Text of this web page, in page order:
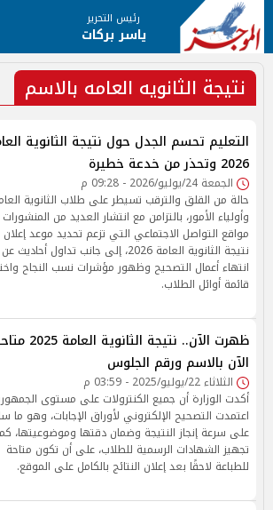
رئيس التحرير
ياسر بركات
نتيجة الثانويه العامه بالاسم
التعليم تحسم الجدل حول نتيجة الثانوية
2026 وتحذر من خدعة خطيرة
الجمعة 24/يوليو/2026 - 09:28 م
حالة من القلق والترقب تسيطر على طلاب الثانوية
وأولياء الأمور، بالتزامن مع انتشار العديد من المنشورات
مواقع التواصل الاجتماعي التي تزعم تحديد موعد إعلان
نتيجة الثانوية العامة 2026، إلى جانب تداول أحاديث عن
انتهاء أعمال التصحيح وظهور مؤشرات نسب النجاح
قائمة أوائل الطلاب.
ظهرت الآن.. نتيجة الثانوية
الآن بالاسم ورقم الجلوس
الثلاثاء 22/يوليو/2025 - 03:59 م
أكدت الوزارة أن جميع الكنترولات على مستوى
اعتمدت التصحيح الإلكتروني لأوراق الإجابات، وهو ما
على سرعة إنجاز النتيجة وضمان دقتها وموضوعيتها،
تجهيز الشهادات الرسمية للطلاب، على أن تكون متاحة
للطباعة لاحقًا بعد إعلان النتائج بالكامل على الموقع.